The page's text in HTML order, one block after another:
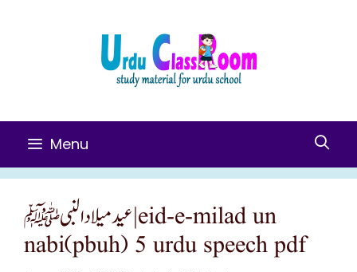
Menu
عید میلاد النبی ﷺ|eid-e-milad un
nabi(pbuh) 5 urdu speech pdf